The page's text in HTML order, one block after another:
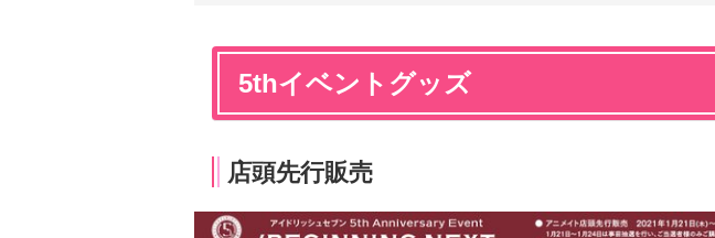
5thイベントグッズ
店頭先行販売